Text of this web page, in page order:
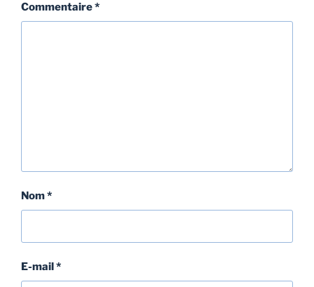
Commentaire*
Nom*
E-mail*